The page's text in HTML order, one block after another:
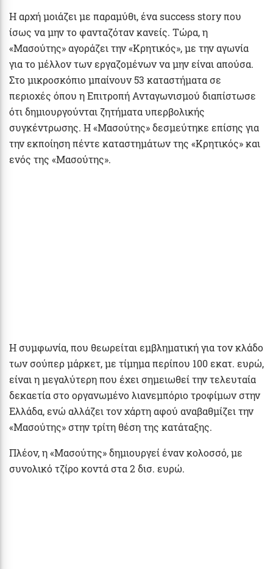
Η αρχή μοιάζει με παραμύθι, ένα success story που
ίσως να μην το φανταζόταν κανείς. Τώρα, η
«Μασούτης» αγοράζει την «Κρητικός», με την αγωνία
για το μέλλον των εργαζομένων να μην είναι απούσα.
Στο μικροσκόπιο μπαίνουν 53 καταστήματα σε
περιοχές όπου η Επιτροπή Ανταγωνισμού διαπίστωσε
ότι δημιουργούνται ζητήματα υπερβολικής
συγκέντρωσης. Η «Μασούτης» δεσμεύτηκε επίσης για
την εκποίηση πέντε καταστημάτων της «Κρητικός» και
ενός της «Μασούτης».
Η συμφωνία, που θεωρείται εμβληματική για τον κλάδο
των σούπερ μάρκετ, με τίμημα περίπου 100 εκατ. ευρώ,
είναι η μεγαλύτερη που έχει σημειωθεί την τελευταία
δεκαετία στο οργανωμένο λιανεμπόριο τροφίμων στην
Ελλάδα, ενώ αλλάζει τον χάρτη αφού αναβαθμίζει την
«Μασούτης» στην τρίτη θέση της κατάταξης.
Πλέον, η «Μασούτης» δημιουργεί έναν κολοσσό, με
συνολικό τζίρο κοντά στα 2 δισ. ευρώ.